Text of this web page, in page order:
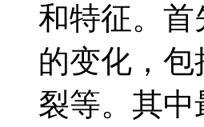
和特征。
的变化，
裂等。其